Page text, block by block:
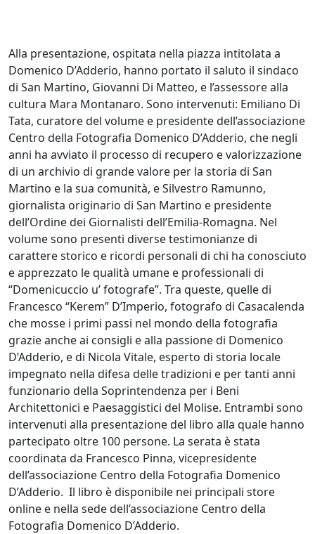
Alla presentazione, ospitata nella piazza intitolata a
Domenico D’Adderio, hanno portato il saluto il sindaco
di San Martino, Giovanni Di Matteo, e l’assessore alla
cultura Mara Montanaro. Sono intervenuti: Emiliano Di
Tata, curatore del volume e presidente dell’associazione
Centro della Fotografia Domenico D’Adderio, che negli
anni ha avviato il processo di recupero e valorizzazione
di un archivio di grande valore per la storia di San
Martino e la sua comunità, e Silvestro Ramunno,
giornalista originario di San Martino e presidente
dell’Ordine dei Giornalisti dell’Emilia-Romagna. Nel
volume sono presenti diverse testimonianze di
carattere storico e ricordi personali di chi ha conosciuto
e apprezzato le qualità umane e professionali di
“Domenicuccio u’ fotografe”. Tra queste, quelle di
Francesco “Kerem” D’Imperio, fotografo di Casacalenda
che mosse i primi passi nel mondo della fotografia
grazie anche ai consigli e alla passione di Domenico
D’Adderio, e di Nicola Vitale, esperto di storia locale
impegnato nella difesa delle tradizioni e per tanti anni
funzionario della Soprintendenza per i Beni
Architettonici e Paesaggistici del Molise. Entrambi sono
intervenuti alla presentazione del libro alla quale hanno
partecipato oltre 100 persone. La serata è stata
coordinata da Francesco Pinna, vicepresidente
dell’associazione Centro della Fotografia Domenico
D’Adderio. Il libro è disponibile nei principali store
online e nella sede dell’associazione Centro della
Fotografia Domenico D’Adderio.